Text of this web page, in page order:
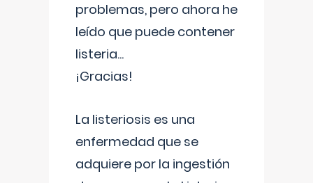
problemas, pero ahora he
leído que puede contener
listeria...
¡Gracias!
La listeriosis es una
enfermedad que se
adquiere por la ingestión